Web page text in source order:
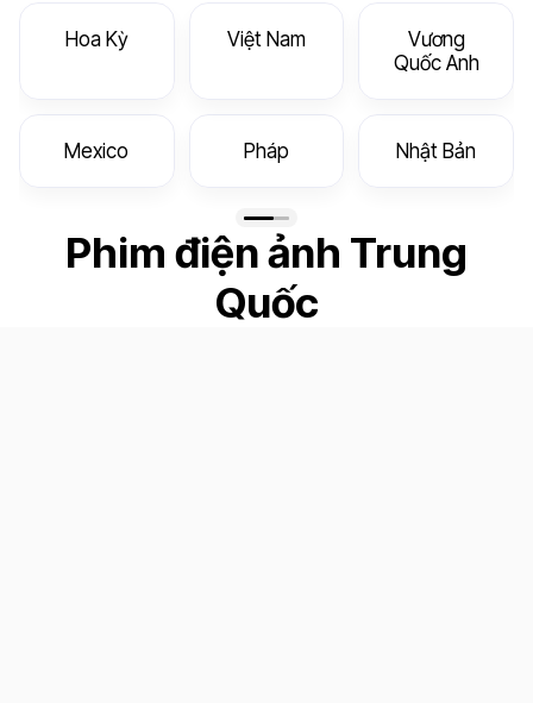
Hoa Kỳ Việt Nam
Vương
Quốc Anh
Mexico Pháp Nhật Bản
Phim điện ảnh Trung
Quốc